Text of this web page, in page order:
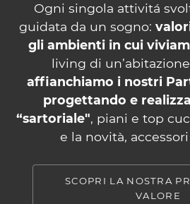
Ogni singola attivitá
guidata da un sogno:
gli ambienti in cui
living di
affianchiamo i nostri
progettando e
“sartoriale", piani e top
e la novità,
SCOPRI LA NOSTRA
VALORE